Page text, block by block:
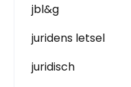
jbl&g
juridens letsel
juridisch